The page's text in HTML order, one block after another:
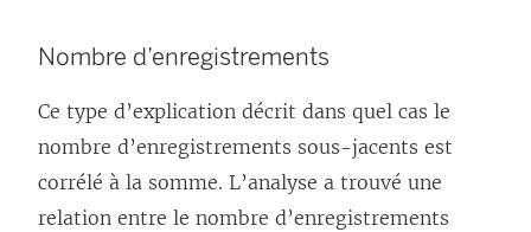
Nombre d’enregistrements
Ce type d’explication décrit dans quel cas le
nombre d’enregistrements sous-jacents est
corrélé à la somme. L’analyse a trouvé une
relation entre le nombre d’enregistrements